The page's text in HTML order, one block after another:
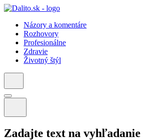
Názory a komentáre
Rozhovory
Profesionálne
Zdravie
Životný štýl
Zadajte text na vyhľadanie